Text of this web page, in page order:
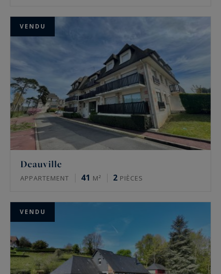
VENDU
Deauville
APPARTEMENT 41 M² 2 PIÈCES
VENDU